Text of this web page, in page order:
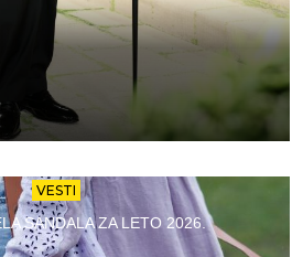
VESTI
SANDALA ZA LETO 2026.